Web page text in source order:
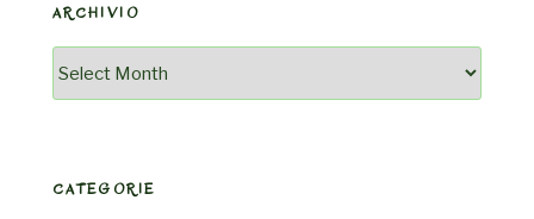
ARCHIVIO
Archivio
CATEGORIE